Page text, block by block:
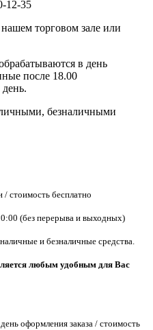
12-35
торговом зале или
в день
после 18.00
безналичными
/ стоимость бесплатно
(без перерыва и выходных)
и безналичные средства.
любым удобным для Вас
оформления заказа / стоимость